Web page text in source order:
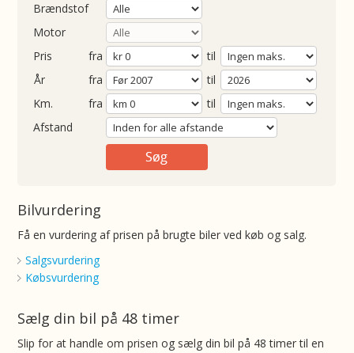
Brændstof
Motor
Pris
fra
til
fra
til
fra
til
Afstand
Bilvurdering
Få en vurdering af prisen på brugte biler ved køb og salg.
Salgsvurdering
Købsvurdering
Sælg din bil på 48 timer
Slip for at handle om prisen og sælg din bil på 48 timer til en